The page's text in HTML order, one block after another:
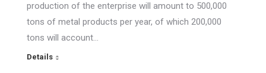
production of the enterprise will amount to 500,000
tons of metal products per year, of which 200,000
tons will account…
Details